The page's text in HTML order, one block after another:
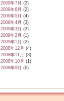
2009年7月 (2)
2009年6月 (2)
2009年5月 (4)
2009年4月 (3)
2009年3月 (2)
2009年2月 (1)
2009年1月 (2)
2008年12月 (4)
2008年11月 (3)
2008年10月 (1)
2008年9月 (6)